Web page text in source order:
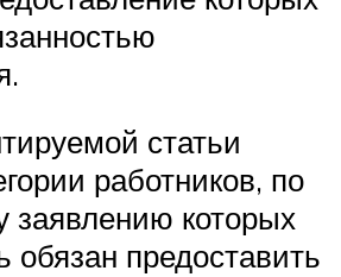
статьи
работников, по
заявлению которых
обязан предоставить